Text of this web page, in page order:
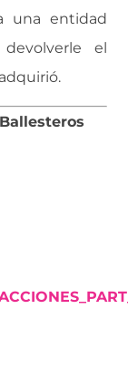
una entidad
el